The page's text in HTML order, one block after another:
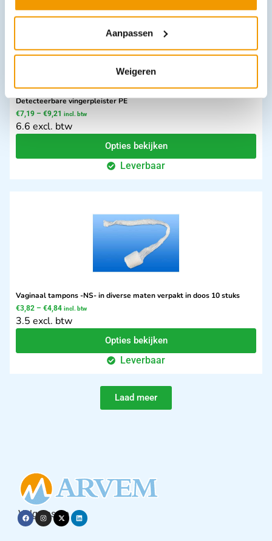
Aanpassen
Weigeren
Detecteerbare vingerpleister PE
€7,19 – €9,21 incl. btw
6.6 excl. btw
Opties bekijken
Leverbaar
Vaginaal tampons -NS- in diverse maten verpakt in doos 10 stuks
€3,82 – €4,84 incl. btw
3.5 excl. btw
Opties bekijken
Leverbaar
Laad meer
Volg ons op